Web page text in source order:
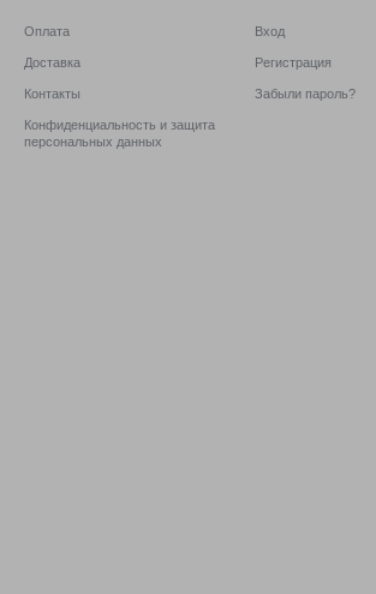
Оплата
Доставка
Контакты
Конфиденциальность и защита
персональных данных
Вход
Регистрация
Забыли пароль?